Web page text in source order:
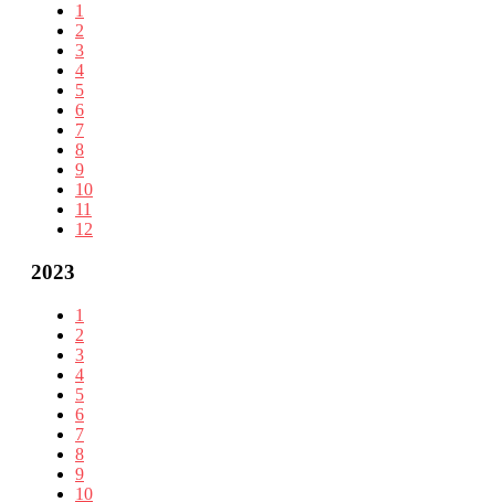
1
2
3
4
5
6
7
8
9
10
11
12
2023
1
2
3
4
5
6
7
8
9
10